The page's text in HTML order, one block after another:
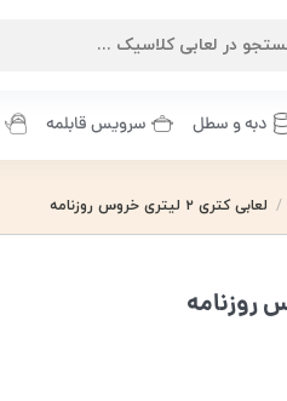
دبه و سطل سرویس قابلمه
/ لعابی کتری ۲ لیتری خروس روزنامه
,کتری خروس,